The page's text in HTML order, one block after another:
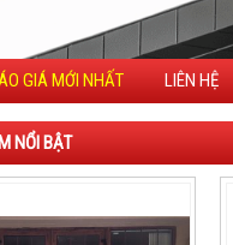
GIÁ MỚI NHẤT LIÊN HỆ
NỔI BẬT